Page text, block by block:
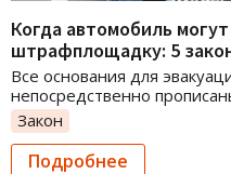
Когда автомобиль
штрафплощадку: 5
Все основания для
непосредственно
Закон
Подробнее